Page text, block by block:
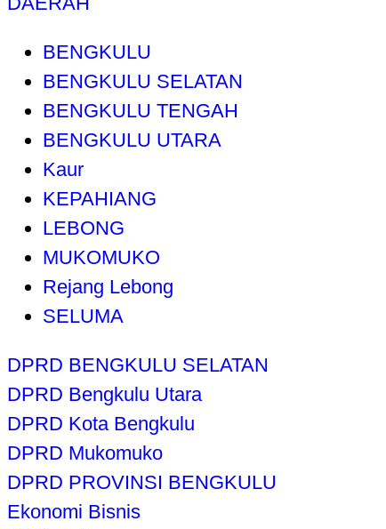
BENGKULU
BENGKULU SELATAN
BENGKULU TENGAH
BENGKULU UTARA
Kaur
KEPAHIANG
LEBONG
MUKOMUKO
Rejang Lebong
SELUMA
DPRD BENGKULU SELATAN
DPRD Bengkulu Utara
DPRD Kota Bengkulu
DPRD Mukomuko
DPRD PROVINSI BENGKULU
Ekonomi Bisnis